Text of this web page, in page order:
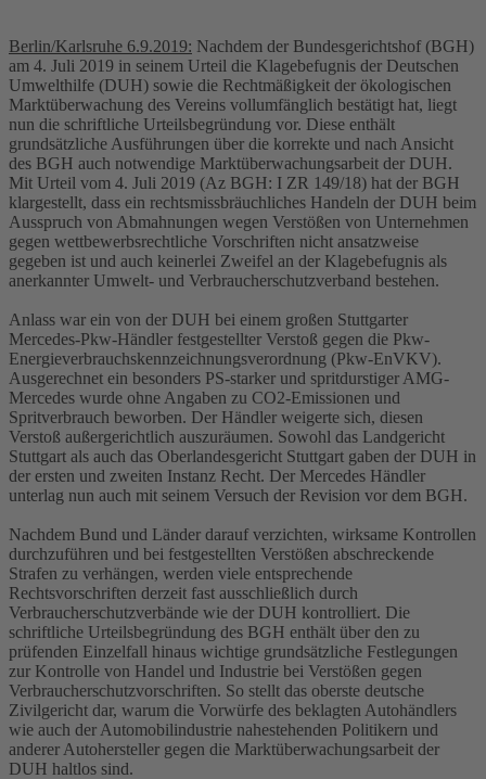
Berlin/Karlsruhe 6.9.2019: Nachdem der Bundesgerichtshof (BGH)
am 4. Juli 2019 in seinem Urteil die Klagebefugnis der Deutschen
Umwelthilfe (DUH) sowie die Rechtmäßigkeit der ökologischen
Marktüberwachung des Vereins vollumfänglich bestätigt hat, liegt
nun die schriftliche Urteilsbegründung vor. Diese enthält
grundsätzliche Ausführungen über die korrekte und nach Ansicht
des BGH auch notwendige Marktüberwachungsarbeit der DUH.
Mit Urteil vom 4. Juli 2019 (Az BGH: I ZR 149/18) hat der BGH
klargestellt, dass ein rechtsmissbräuchliches Handeln der DUH beim
Ausspruch von Abmahnungen wegen Verstößen von Unternehmen
gegen wettbewerbsrechtliche Vorschriften nicht ansatzweise
gegeben ist und auch keinerlei Zweifel an der Klagebefugnis als
anerkannter Umwelt- und Verbraucherschutzverband bestehen.
Anlass war ein von der DUH bei einem großen Stuttgarter
Mercedes-Pkw-Händler festgestellter Verstoß gegen die Pkw-
Energieverbrauchskennzeichnungsverordnung (Pkw-EnVKV).
Ausgerechnet ein besonders PS-starker und spritdurstiger AMG-
Mercedes wurde ohne Angaben zu CO2-Emissionen und
Spritverbrauch beworben. Der Händler weigerte sich, diesen
Verstoß außergerichtlich auszuräumen. Sowohl das Landgericht
Stuttgart als auch das Oberlandesgericht Stuttgart gaben der DUH in
der ersten und zweiten Instanz Recht. Der Mercedes Händler
unterlag nun auch mit seinem Versuch der Revision vor dem BGH.
Nachdem Bund und Länder darauf verzichten, wirksame Kontrollen
durchzuführen und bei festgestellten Verstößen abschreckende
Strafen zu verhängen, werden viele entsprechende
Rechtsvorschriften derzeit fast ausschließlich durch
Verbraucherschutzverbände wie der DUH kontrolliert. Die
schriftliche Urteilsbegründung des BGH enthält über den zu
prüfenden Einzelfall hinaus wichtige grundsätzliche Festlegungen
zur Kontrolle von Handel und Industrie bei Verstößen gegen
Verbraucherschutzvorschriften. So stellt das oberste deutsche
Zivilgericht dar, warum die Vorwürfe des beklagten Autohändlers
wie auch der Automobilindustrie nahestehenden Politikern und
anderer Autohersteller gegen die Marktüberwachungsarbeit der
DUH haltlos sind.